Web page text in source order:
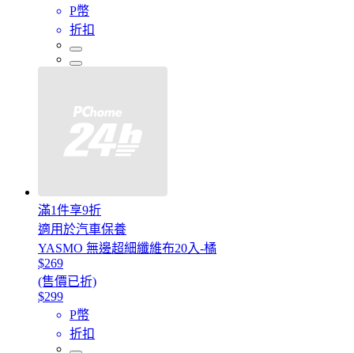
P幣
折扣
滿1件享9折
適用於汽車保養
YASMO 無邊超細纖維布20入-橘
$269
(售價已折)
$299
P幣
折扣